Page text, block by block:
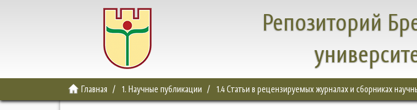
Репозиторий
Главная 1. Научные публикации 1.4 Статьи в рецензируемых журналах и сборниках